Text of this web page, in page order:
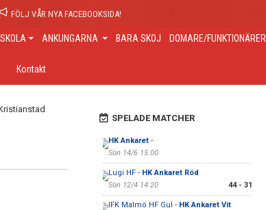
FÖLJ VÅR NYA FACEBOOKSIDA!
ANKUNGARNA BARA SKOJ DOMARE/FUNKTIONÄRER
Kontakt
SPELADE MATCHER
HK Ankaret-
Sön 14/6 15:00
Lugi HF - HK Ankaret Röd
Sön 12/4 14:20
44 - 31
IFK Malmö HF Gul - HK Ankaret Vit